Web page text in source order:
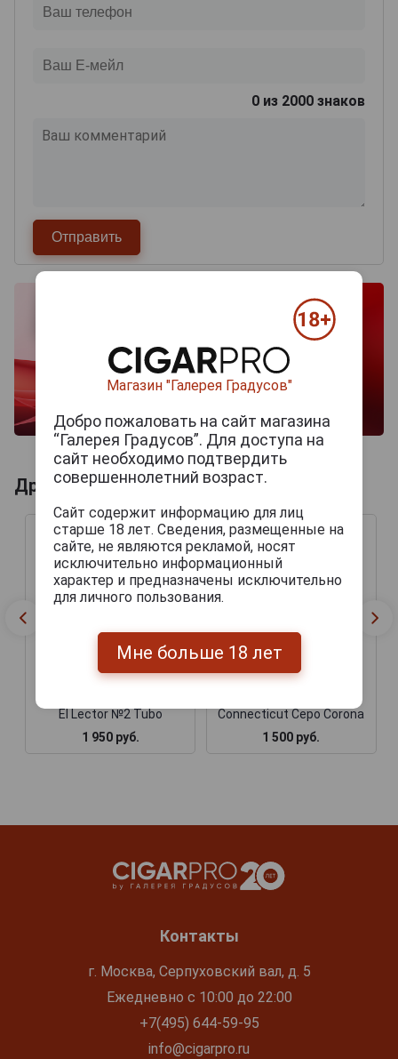
0 из 2000 знаков
Другие продукты бренда LA GALERA
El Lector №2 Tubo
1 950 руб.
Connecticut Cepo Corona
1 500 руб.
Контакты
г. Москва, Серпуховский вал, д. 5
Ежедневно с 10:00 до 22:00
+7(495) 644-59-95
info@cigarpro.ru
Магазин "Галерея Градусов"
Добро пожаловать на сайт магазина
“Галерея Градусов”. Для доступа на
сайт необходимо подтвердить
совершеннолетний возраст.
Сайт содержит информацию для лиц
старше 18 лет. Сведения, размещенные на
сайте, не являются рекламой, носят
исключительно информационный
характер и предназначены исключительно
для личного пользования.
Мне больше 18 лет